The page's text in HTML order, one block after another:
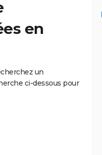
en
un
ci-dessous pour